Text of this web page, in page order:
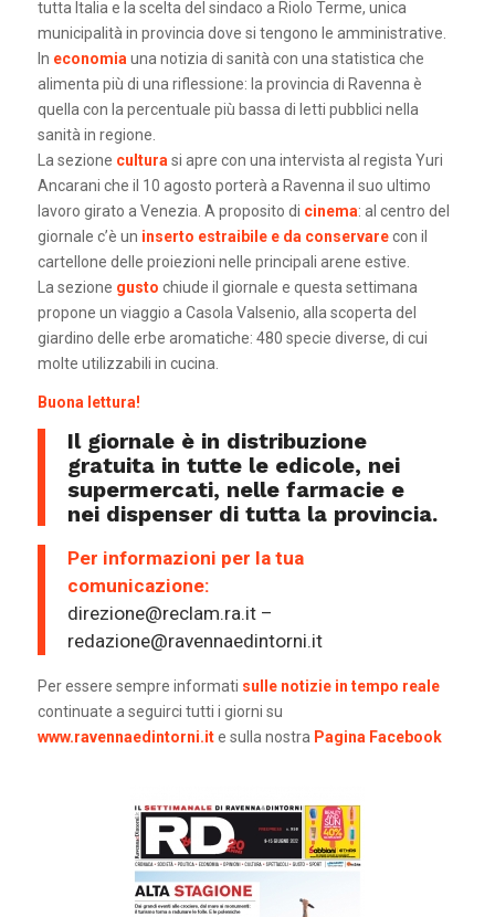
tutta Italia e la scelta del sindaco a Riolo Terme, unica
municipalità in provincia dove si tengono le amministrative.
In economia una notizia di sanità con una statistica che
alimenta più di una riflessione: la provincia di Ravenna è
quella con la percentuale più bassa di letti pubblici nella
sanità in regione.
La sezione cultura si apre con una intervista al regista Yuri
Ancarani che il 10 agosto porterà a Ravenna il suo ultimo
lavoro girato a Venezia. A proposito di cinema: al centro del
giornale c’è un inserto estraibile e da conservarecon il
cartellone delle proiezioni nelle principali arene estive.
La sezione gusto chiude il giornale e questa settimana
propone un viaggio a Casola Valsenio, alla scoperta del
giardino delle erbe aromatiche: 480 specie diverse, di cui
molte utilizzabili in cucina.
Buona lettura!
Il giornale è in distribuzione
gratuita in tutte le edicole, nei
supermercati, nelle farmacie e
nei dispenser di tutta la provincia.
Per informazioni per la tua
comunicazione:
direzione@reclam.ra.it –
redazione@ravennaedintorni.it
Per essere sempre informati sulle notizie in tempo reale
continuate a seguirci tutti i giorni su
www.ravennaedintorni.ite sulla nostra Pagina Facebook